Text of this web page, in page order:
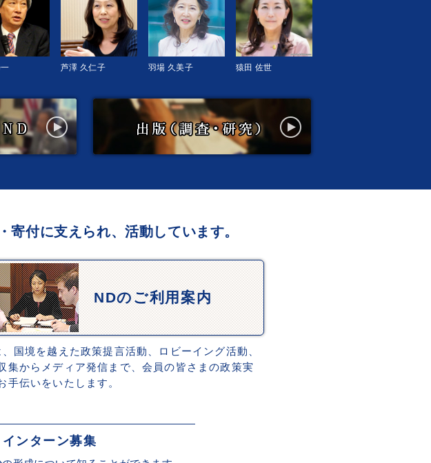
芦澤 久仁子 羽場 久美子 猿田 佐世
付に支えられ、活動しています。
NDのご利用案内
国境を越えた政策提言活動、ロビーイング活動、
集からメディア発信まで、会員の皆さまの政策実
手伝いをいたします。
ンターン募集